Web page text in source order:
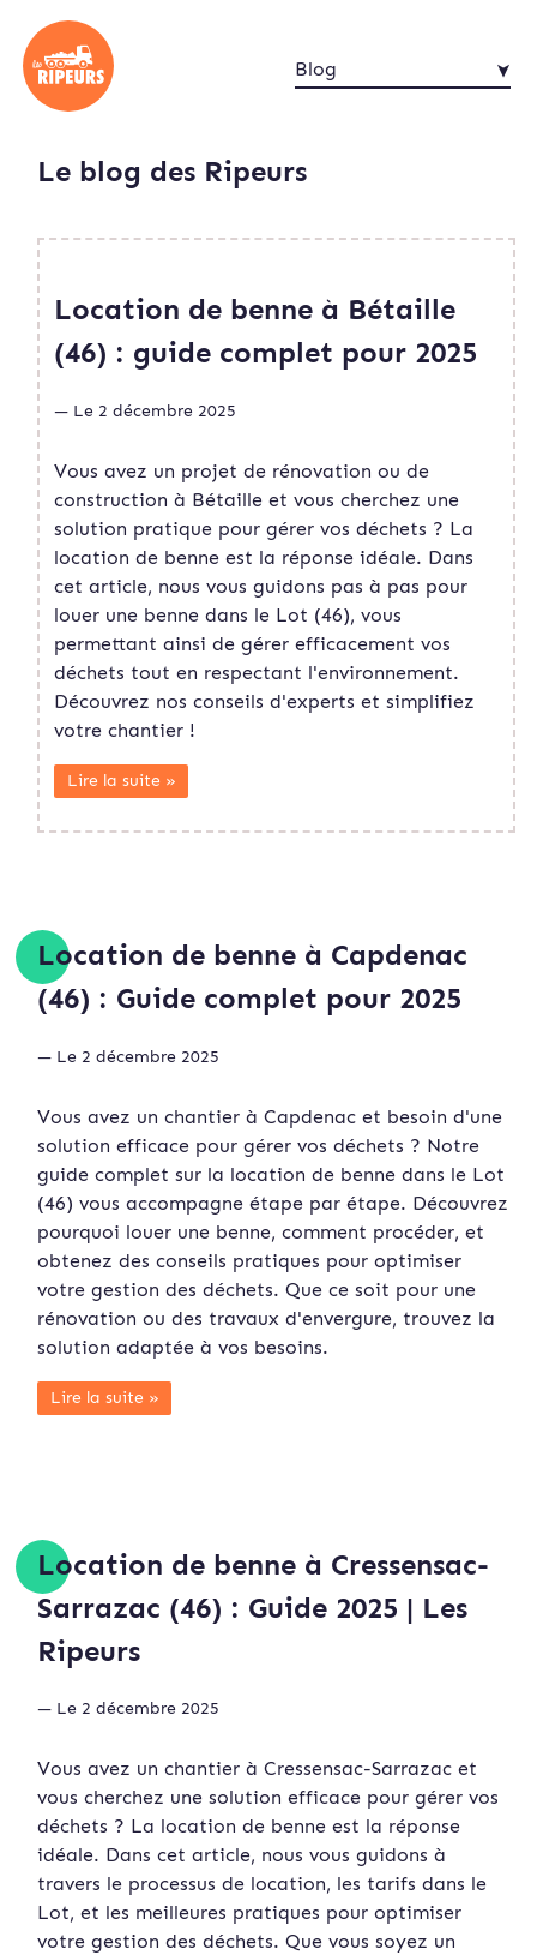
Blog
Le blog des Ripeurs
Location de benne à Bétaille
(46) : guide complet pour 2025
— Le 2 décembre 2025
Vous avez un projet de rénovation ou de
construction à Bétaille et vous cherchez une
solution pratique pour gérer vos déchets ? La
location de benne est la réponse idéale. Dans
cet article, nous vous guidons pas à pas pour
louer une benne dans le Lot (46), vous
permettant ainsi de gérer efficacement vos
déchets tout en respectant l'environnement.
Découvrez nos conseils d'experts et simplifiez
votre chantier !
Lire la suite »
Location de benne à Capdenac
(46) : Guide complet pour 2025
— Le 2 décembre 2025
Vous avez un chantier à Capdenac et besoin d'une
solution efficace pour gérer vos déchets ? Notre
guide complet sur la location de benne dans le Lot
(46) vous accompagne étape par étape. Découvrez
pourquoi louer une benne, comment procéder, et
obtenez des conseils pratiques pour optimiser
votre gestion des déchets. Que ce soit pour une
rénovation ou des travaux d'envergure, trouvez la
solution adaptée à vos besoins.
Lire la suite »
Location de benne à Cressensac-
Sarrazac (46) : Guide 2025 | Les
Ripeurs
— Le 2 décembre 2025
Vous avez un chantier à Cressensac-Sarrazac et
vous cherchez une solution efficace pour gérer vos
déchets ? La location de benne est la réponse
idéale. Dans cet article, nous vous guidons à
travers le processus de location, les tarifs dans le
Lot, et les meilleures pratiques pour optimiser
votre gestion des déchets. Que vous soyez un